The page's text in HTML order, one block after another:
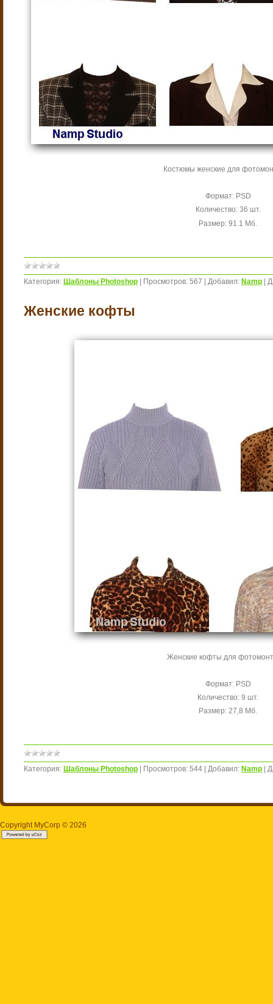
Костюмы женские для
Формат: PSD
Количество: 36 шт.
Размер: 91.1 Мб.
Категория: Шаблоны Photoshop Просмотров: 567 Добавил: Namp
Женские кофты
Женские кофты для
Формат: PSD
Количество: 9 шт.
Размер: 27,8 Мб.
Категория: Шаблоны Photoshop Просмотров: 544 Добавил: Namp
Copyright MyCorp © 2026